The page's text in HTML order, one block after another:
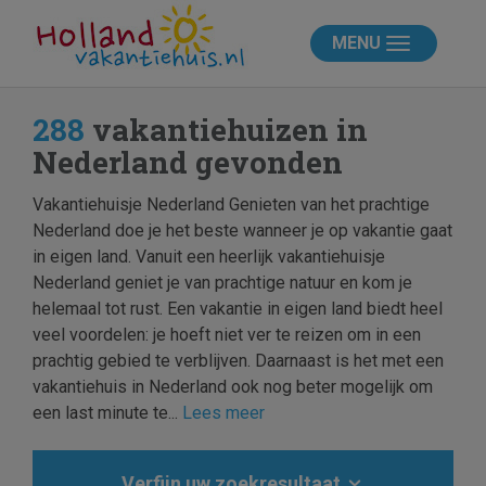
MENU
288 vakantiehuizen in
Nederland gevonden
Vakantiehuisje Nederland Genieten van het prachtige
Nederland doe je het beste wanneer je op vakantie gaat
in eigen land. Vanuit een heerlijk vakantiehuisje
Nederland geniet je van prachtige natuur en kom je
helemaal tot rust. Een vakantie in eigen land biedt heel
veel voordelen: je hoeft niet ver te reizen om in een
prachtig gebied te verblijven. Daarnaast is het met een
vakantiehuis in Nederland ook nog beter mogelijk om
een last minute te... Lees meer